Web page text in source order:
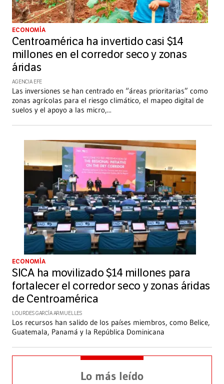
ECONOMÍA
Centroamérica ha invertido casi $14
millones en el corredor seco y zonas
áridas
AGENCIA EFE
Las inversiones se han centrado en “áreas prioritarias” como
zonas agrícolas para el riesgo climático, el mapeo digital de
suelos y el apoyo a las micro,...
ECONOMÍA
SICA ha movilizado $14 millones para
fortalecer el corredor seco y zonas áridas
de Centroamérica
LOURDES GARCÍA ARMUELLES
Los recursos han salido de los países miembros, como Belice,
Guatemala, Panamá y la República Dominicana
Lo más leído